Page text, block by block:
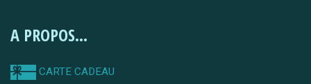
A PROPOS...
CARTE CADEAU